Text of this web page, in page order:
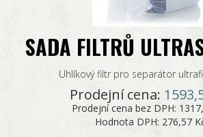
SADA FILTRŮ
Uhlíkový filtr pro separátor
Prodejní cena:
Prodejní cena bez DPH:
Hodnota DPH: 276,57